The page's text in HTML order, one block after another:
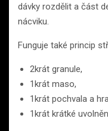
dávky rozdělit a část
nácviku.
Funguje také princip
2krát granule,
1krát maso,
1krát pochvala a
1krát krátké